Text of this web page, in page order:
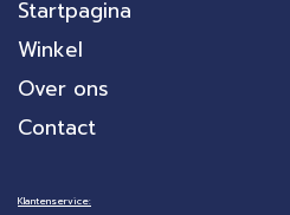
Startpagina
Winkel
Over ons
Contact
Klantenservice: